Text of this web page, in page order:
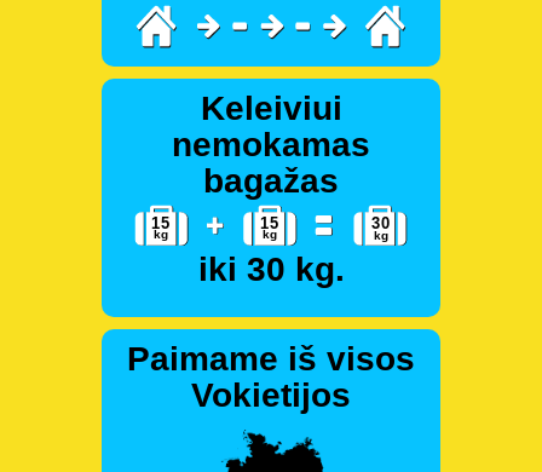
Keleiviui
nemokamas
bagažas
iki 30 kg.
Paimame iš visos
Vokietijos